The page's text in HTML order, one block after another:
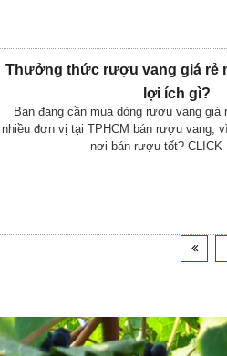
Thưởng thức rượu vang giá rẻ
lợi ích gì?
Bạn đang cần mua dòng rượu vang giá
nhiều đơn vị tại TPHCM bán rượu vang,
nơi bán rượu tốt? CLICK